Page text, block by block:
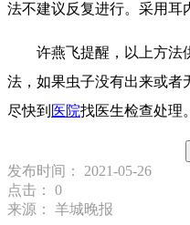
法不建议反复进行。采用耳
许燕飞提醒，以上方法
法，如果虫子没有出来或者
尽快到 医院找医生检查处理。
发布时间： 2021-05-26
点击： 0
来源： 羊城晚报